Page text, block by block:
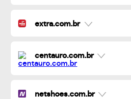
extra.com.br
centauro.com.br
netshoes.com.br